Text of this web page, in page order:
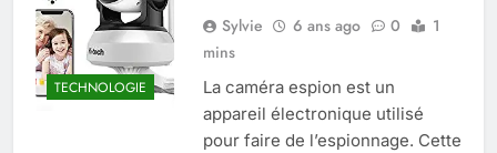
TECHNOLOGIE
Sylvie 6 ans ago 0
1
mins
La caméra espion est un
appareil électronique utilisé
pour faire de l’espionnage. Cette